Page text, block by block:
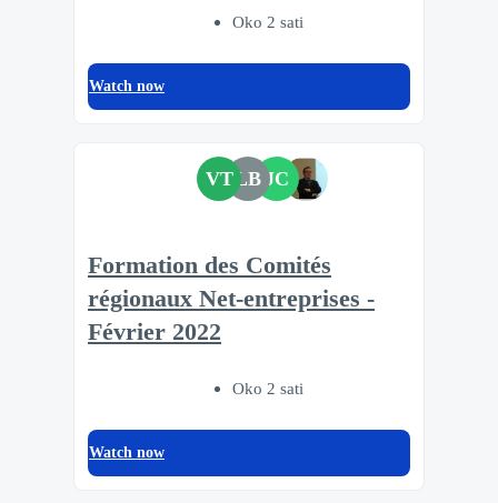
Oko 2 sati
Watch now
VT LB JC
Formation des Comités
régionaux Net-entreprises -
Février 2022
Oko 2 sati
Watch now